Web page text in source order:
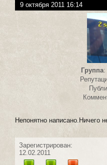
9 октября 2011 16:14
Группа:
Непонятно написано.Ничего
Зарегистрирован:
12.02.2011